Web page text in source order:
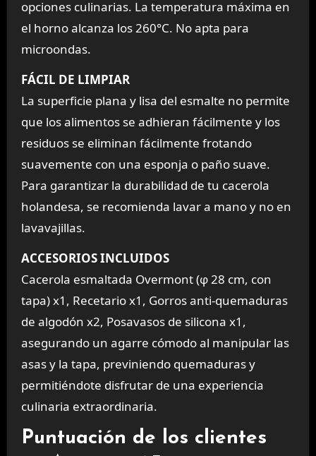
opciones culinarias. La temperatura máxima en
el horno alcanza los 260°C. No apta para
microondas.
FÁCIL DE LIMPIAR
La superficie plana y lisa del esmalte no permite
que los alimentos se adhieran fácilmente y los
residuos se eliminan fácilmente frotando
suavemente con una esponja o paño suave.
Para garantizar la durabilidad de tu cacerola
holandesa, se recomienda lavar a mano y no en
lavavajillas.
ACCESORIOS INCLUIDOS
Cacerola esmaltada Overmont (φ 28 cm, con
tapa) x1, Recetario x1, Gorros anti-quemaduras
de algodón x2, Posavasos de silicona x1,
asegurando un agarre cómodo al manipular las
asas y la tapa, previniendo quemaduras y
permitiéndote disfrutar de una experiencia
culinaria extraordinaria.
Puntuación de los clientes